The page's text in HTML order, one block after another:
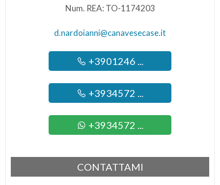
Num. REA: TO-1174203
d.nardoianni@canavesecase.it
+3901246 ...
+3934572 ...
+3934572 ...
CONTATTAMI